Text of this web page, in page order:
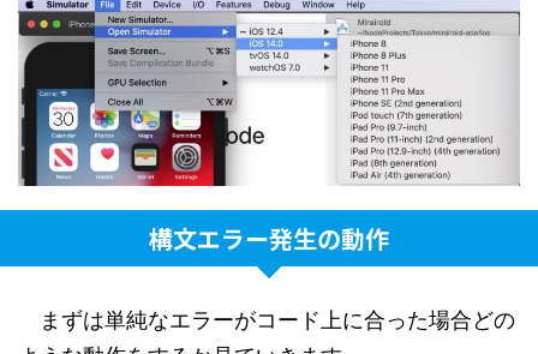
構文エラー発生の動作
まずは単純なエラーがコード上に合った場合どの